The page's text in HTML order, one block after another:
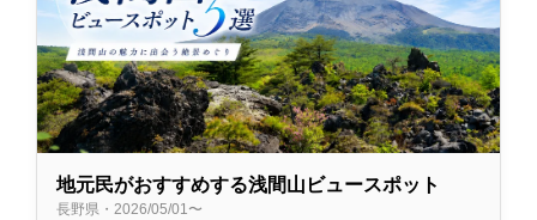
地元民がおすすめする浅間山ビュースポット
長野県・2026/05/01〜